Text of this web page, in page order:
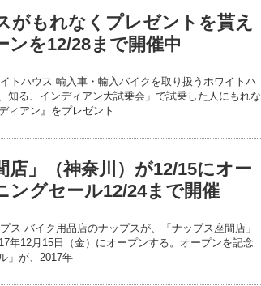
がもれなくプレゼントを貰え
ンを12/28まで開催中
トハウス 輸入車・輸入バイクを取り扱うホワイトハ
知る、インディアン大試乗会」で試乗した人にもれな
ィアン』をプレゼント
店」（神奈川）が12/15にオー
ングセール12/24まで開催
ス バイク用品店のナップスが、「ナップス座間店」
年12月15日（金）にオープンする。オープンを記念
」が、2017年